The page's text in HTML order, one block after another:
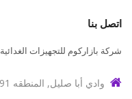
اتصل بنا
شركة بازاركوم للتجهيزات الغدائية
وادي أبا صليل, المنطقه 91, شارع 2046, مبنى 21, الدوحه, قطر